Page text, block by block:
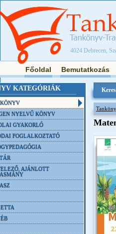
4024 Debrecen,
Főoldal Bemutatkozás
KATEGÓRIÁK
NYELVŰ KÖNYV
GYAKORLÓ
FOGLALKOZTATÓ
AJÁNLOTT